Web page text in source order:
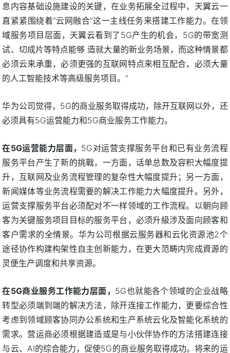
息内容基础设施建设的关键，在业务拓展全过程中，天翼云一
直紧紧围绕着“云网融合”这一主线任务来搭建工作能力。在领
域服务项目层面，天翼云看到了5G产生的机会，5G的带宽测
试、切成片等特点能够 造就大量的新业务场景，而这种情景都
必须云来承重，必须更强的互联网特点来相互配合，必须大量
的人工智能技术等高级服务项目。”
华为公司觉得，5G的商业服务取得成功，除开互联网以外，还
必须具有5G运营能力和5G商业服务工作能力。
在5G运营能力层面， 5G对运营支撑服务平台和已有业务流程
服务平台产生了新的挑戰，一方面，话单总数及容积大幅度提
升，互联网及业务流程管理的复杂性大幅度提升；另一方面，
新闻媒体等业务流程需要的解决工作能力大幅度提升。另外，
运营支撑服务平台必须配对不一样领域的工作流程。以朝向顾
客为关键服务项目目标的服务平台，必须升級涉及面向顾客和
客户需求的全情景。华为公司根据云服务器和云化资源池2个
途径协作构建构架性自主创新能力，在更大范畴内完成資源的
灵便生产调度和共享资源。
在5G商业服务工作能力层面， 5G也就能各个领域的企业战略
转型必须端到端的解决方法，除开连接工作能力，更要综合性
考虑到领域顾客协同办公系统和生产系统云化及智能化系统的
需求。营运商必须根据建造或是与小伙伴协作的方法搭建连接
与云、AI的综合能力，促使5G的商业服务取得成功。将来的运